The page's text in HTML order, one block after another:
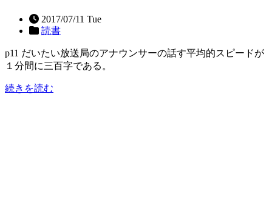
2017/07/11 Tue
読書
p11 だいたい放送局のアナウンサーの話す平均的スピードが
１分間に三百字である。
続きを読む